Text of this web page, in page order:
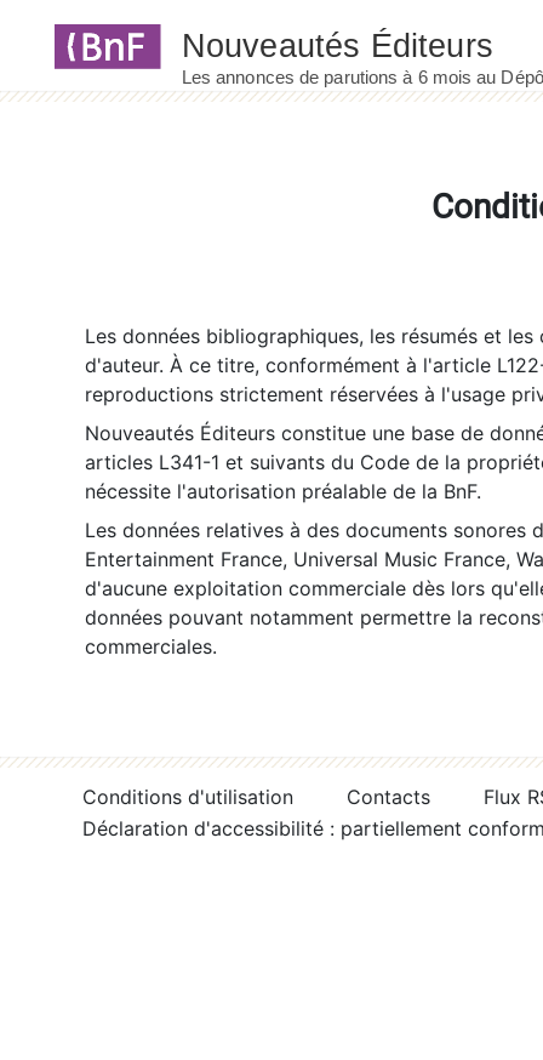
Les données bibliographiques, les résumés et
d'auteur. À ce titre, conformément à l'article
reproductions strictement réservées à l'usage
Nouveautés Éditeurs constitue une base de
articles L341-1 et suivants du Code de la
nécessite l'autorisation préalable de la BnF.
Les données relatives à des documents sonores
Entertainment France, Universal Music France,
d'aucune exploitation commerciale dès lors
données pouvant notamment permettre la
commerciales.
Conditions d'utilisation Contacts
Flux
Déclaration d'accessibilité : partiellement